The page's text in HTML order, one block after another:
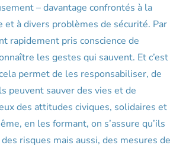
– davantage confrontés à la
et à divers problèmes de sécurité. Par
rapidement pris conscience de
les gestes qui sauvent. Et c’est
permet de les responsabiliser, de
peuvent sauver des vies et de
des attitudes civiques, solidaires et
en les formant, on s’assure qu’ils
risques mais aussi, des mesures de